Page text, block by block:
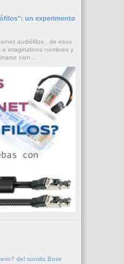
un experimento
audiófilos , de esos
imaginativos nombres y
cien...
del sonido Bose